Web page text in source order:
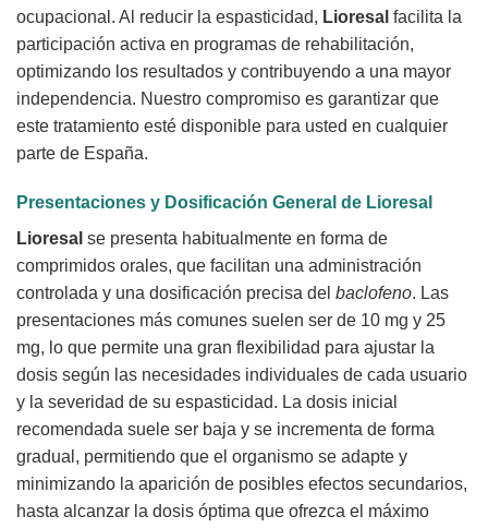
ocupacional. Al reducir la espasticidad, Lioresal facilita la
participación activa en programas de rehabilitación,
optimizando los resultados y contribuyendo a una mayor
independencia. Nuestro compromiso es garantizar que
este tratamiento esté disponible para usted en cualquier
parte de España.
Presentaciones y Dosificación General de Lioresal
Lioresal se presenta habitualmente en forma de
comprimidos orales, que facilitan una administración
controlada y una dosificación precisa del baclofeno. Las
presentaciones más comunes suelen ser de 10 mg y 25
mg, lo que permite una gran flexibilidad para ajustar la
dosis según las necesidades individuales de cada usuario
y la severidad de su espasticidad. La dosis inicial
recomendada suele ser baja y se incrementa de forma
gradual, permitiendo que el organismo se adapte y
minimizando la aparición de posibles efectos secundarios,
hasta alcanzar la dosis óptima que ofrezca el máximo